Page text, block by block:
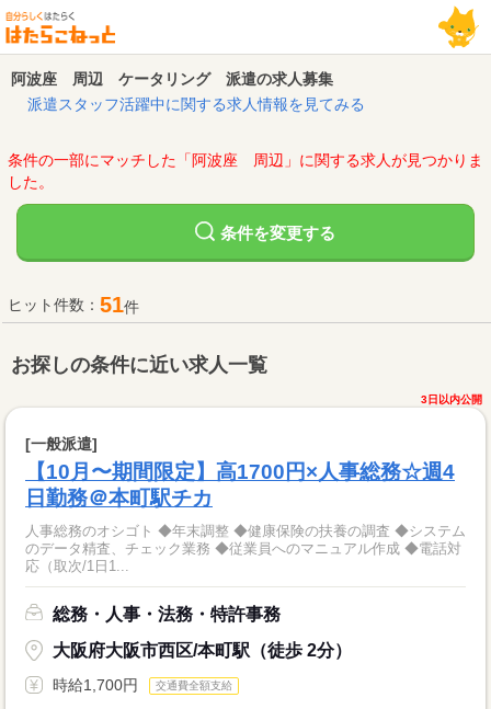
阿波座 周辺 ケータリング 派遣の求人募集
派遣スタッフ活躍中に関する求人情報を見てみる
条件の一部にマッチした「阿波座 周辺」に関する求人が見つかりま
した。
条件を変更する
ヒット件数： 51件
お探しの条件に近い求人一覧
3日以内公開
[一般派遣]
【10月〜期間限定】高1700円×人事総務☆週4
日勤務＠本町駅チカ
人事総務のオシゴト ◆年末調整 ◆健康保険の扶養の調査 ◆システム
のデータ精査、チェック業務 ◆従業員へのマニュアル作成 ◆電話対
応（取次/1日1...
総務・人事・法務・特許事務
大阪府大阪市西区/本町駅（徒歩 2分）
時給1,700円 交通費全額支給